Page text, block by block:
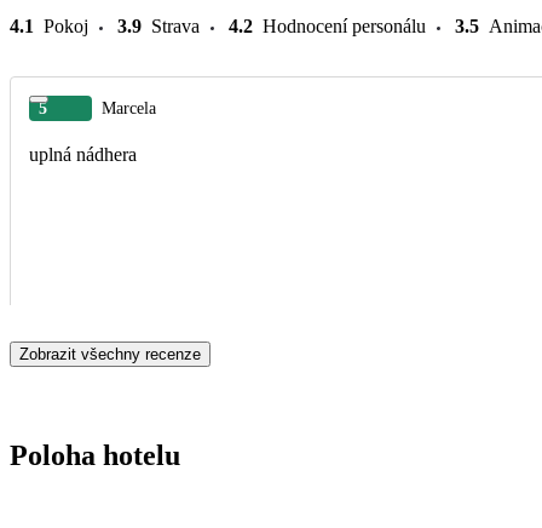
4.1 Pokoj 3.9 Strava 4.2 Hodnocení personálu 3.5
5 Marcela
uplná nádhera
Zobrazit všechny recenze
Poloha hotelu